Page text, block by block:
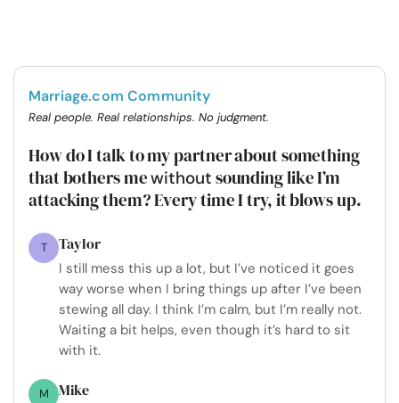
Marriage.com Community
Real people. Real relationships. No judgment.
How do I talk to my partner about something
that bothers mewithout sounding like I’m
attacking them? Every time I try, it blows up.
T Taylor
I still mess this up a lot, but I’ve noticed it goes
way worse when I bring things up after I’ve been
stewing all day. I think I’m calm, but I’m really not.
Waiting a bit helps, even though it’s hard to sit
with it.
M Mike